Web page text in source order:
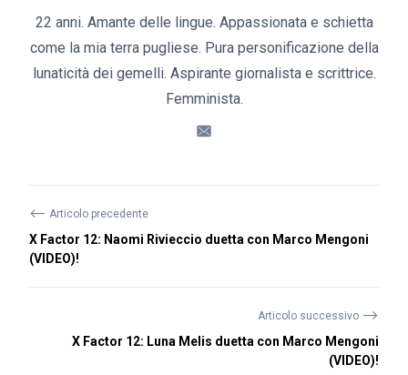
22 anni. Amante delle lingue. Appassionata e schietta
come la mia terra pugliese. Pura personificazione della
lunaticità dei gemelli. Aspirante giornalista e scrittrice.
Femminista.
⟵ Articolo precedente
X Factor 12: Naomi Rivieccio duetta con Marco Mengoni
(VIDEO)!
Articolo successivo ⟶
X Factor 12: Luna Melis duetta con Marco Mengoni
(VIDEO)!